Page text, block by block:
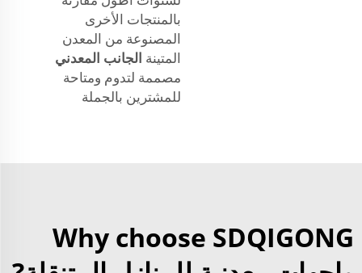
بالمنتجات الأخرى
المصنوعة من المعدن
المتينة الجانب المعدني
مصممة لتدوم ومتاحة
للمشترين بالجملة
Why choose SDQIGONG